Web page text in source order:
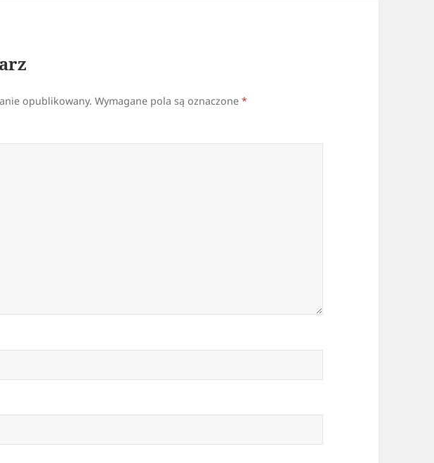
opublikowany. Wymagane pola są oznaczone*